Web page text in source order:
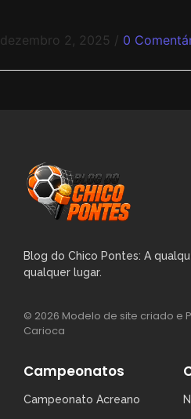
dezembro 2, 2025 / 0
Blog do Chico Pontes: A
qualquer lugar.
© 2026 Modelo de site criado e
Carioca
Campeonatos
Campeonato Acreano